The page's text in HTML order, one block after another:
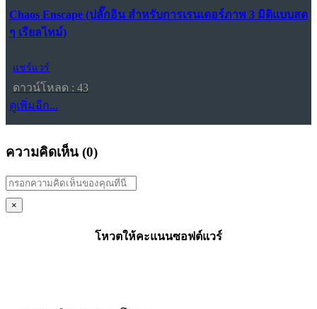
Chaos Enscape (ปลั๊กอิน สำหรับการเรนเดอร์ภาพ 3 มิติแบบสด
ๆ เรียลไทม์)
แชร์แวร์
ดาวน์โหลด : 43
ดูเพิ่มอีก...
ความคิดเห็น (0)
×
โหวตให้คะแนนซอฟต์แวร์